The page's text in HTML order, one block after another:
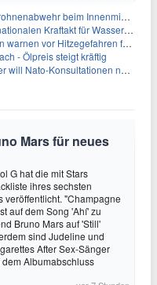
beim Innenministerium
Kraftakt für Wasserversorgung
vor Hitzegefahren für Obdachlose
- Ölpreis steigt kräftig
Konsultationen nach Drohnenfund
Mars für neues
G hat die mit Stars
ihres sechsten
veröffentlicht. "Champagne
auf dem Song 'Ahí' zu
Bruno Mars auf 'Still'
sind Judeline und
After Sex-Sänger
Albumabschluss